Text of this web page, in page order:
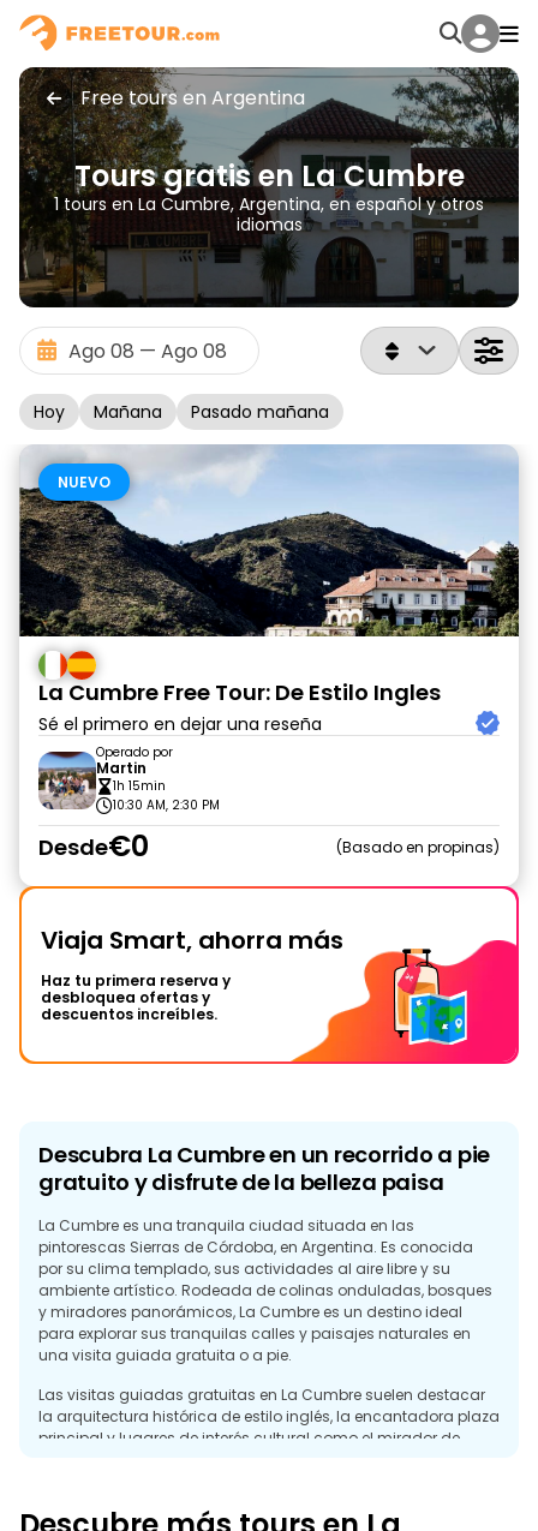
Free tours en Argentina
Tours gratis en La Cumbre
1 tours en La Cumbre, Argentina, en español y otros
idiomas
Hoy Mañana Pasado mañana
NUEVO
La Cumbre Free Tour: De Estilo Ingles
Sé el primero en dejar una reseña
Operado por
Martin
1h 15min
10:30 AM, 2:30 PM
Desde€0 Basado en propinas
Viaja Smart, ahorra más
Haz tu primera reserva y
desbloquea ofertas y
descuentos increíbles.
Descubra La Cumbre en un recorrido a pie
gratuito y disfrute de la belleza paisa
La Cumbre es una tranquila ciudad situada en las
pintorescas Sierras de Córdoba, en Argentina. Es conocida
por su clima templado, sus actividades al aire libre y su
ambiente artístico. Rodeada de colinas onduladas, bosques
y miradores panorámicos, La Cumbre es un destino ideal
para explorar sus tranquilas calles y paisajes naturales en
una visita guiada gratuita o a pie.
Las visitas guiadas gratuitas en La Cumbre suelen destacar
la arquitectura histórica de estilo inglés, la encantadora plaza
principal y lugares de interés cultural como el mirador de
de la ciudad.